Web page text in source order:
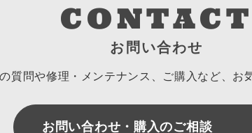
CONTACT
お問い合わせ
質問や修理・メンテナンス、ご購入など、 お
お問い合わせ・購入のご相談